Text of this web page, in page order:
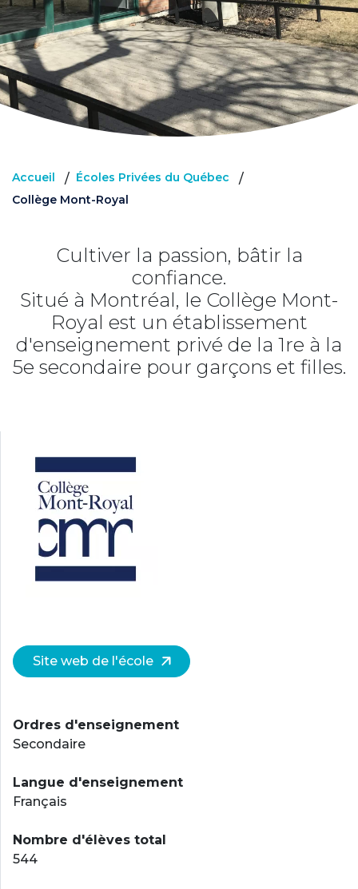
Accueil / Écoles Privées du Québec /
Collège Mont-Royal
Cultiver la passion, bâtir la
confiance.
Situé à Montréal, le Collège Mont-
Royal est un établissement
d'enseignement privé de la 1re à la
5e secondaire pour garçons et filles.
Site web de l'école
Ordres d'enseignement
Secondaire
Langue d'enseignement
Français
Nombre d'élèves total
544